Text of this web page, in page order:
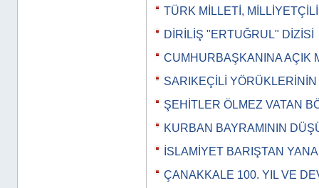
TÜRK MİLLETİ,
DİRİLİŞ "ERTUĞRUL" DİZİSİ
CUMHURBAŞKANINA AÇIK
SARIKEÇİLİ
ŞEHİTLER ÖLMEZ VATAN
KURBAN BAYRAMININ
İSLAMİYET BARIŞTAN
ÇANAKKALE 100. YIL VE